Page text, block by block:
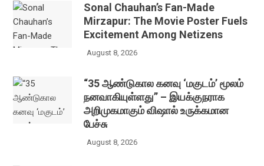
Sonal Chauhan’s Fan-Made
Mirzapur: The Movie Poster Fuels
Excitement Among Netizens
August 8, 2026
“35 ஆண்டுகால கனவு ‘மகுடம்’ மூலம்
நனவாகியுள்ளது” – இயக்குநராக
அறிமுகமாகும் விஷால் உருக்கமான
பேச்சு
August 8, 2026